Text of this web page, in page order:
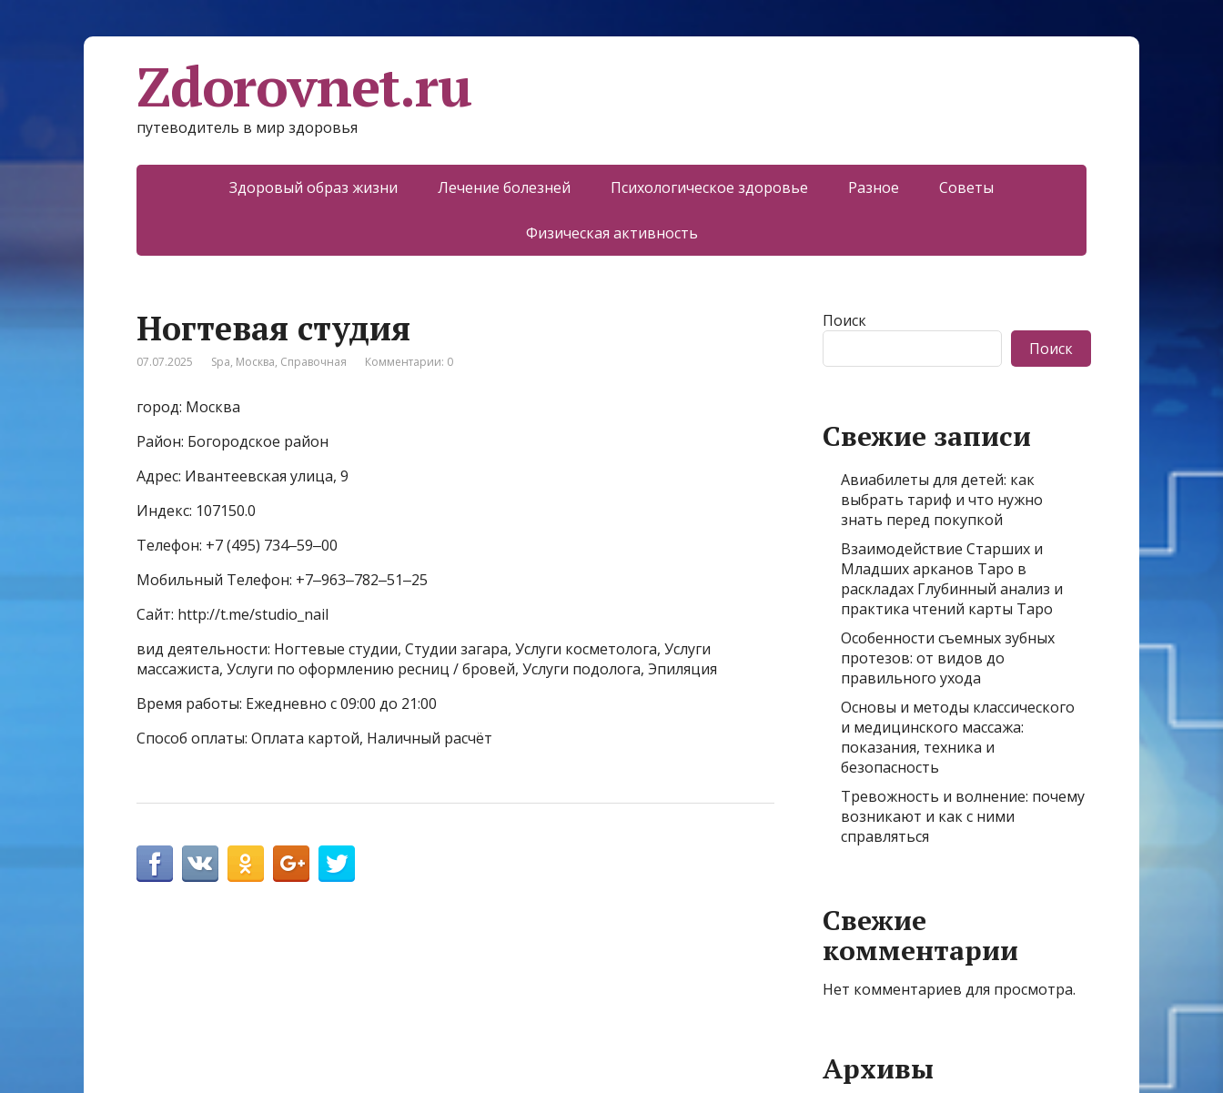
Zdorovnet.ru
путеводитель в мир здоровья
Здоровый образ жизни Лечение болезней Психологическое здоровье Разное Советы
Физическая активность
Ногтевая студия
07.07.2025 Spa, Москва, Справочная Комментарии: 0
город: Москва
Район: Богородское район
Адрес: Ивантеевская улица, 9
Индекс: 107150.0
Телефон: +7 (495) 734‒59‒00
Мобильный Телефон: +7‒963‒782‒51‒25
Сайт: http://t.me/studio_nail
вид деятельности: Ногтевые студии, Студии загара, Услуги косметолога, Услуги
массажиста, Услуги по оформлению ресниц / бровей, Услуги подолога, Эпиляция
Время работы: Ежедневно с 09:00 до 21:00
Способ оплаты: Оплата картой, Наличный расчёт
Поиск
Поиск
Свежие записи
Авиабилеты для детей: как
выбрать тариф и что нужно
знать перед покупкой
Взаимодействие Старших и
Младших арканов Таро в
раскладах Глубинный анализ и
практика чтений карты Таро
Особенности съемных зубных
протезов: от видов до
правильного ухода
Основы и методы классического
и медицинского массажа:
показания, техника и
безопасность
Тревожность и волнение: почему
возникают и как с ними
справляться
Свежие
комментарии
Нет комментариев для просмотра.
Архивы